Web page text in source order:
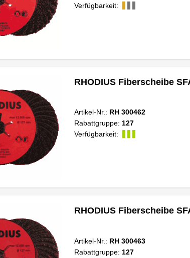
Verfügbarkeit:
RHODIUS Fiberscheibe
Artikel-Nr.: RH 300462
Rabattgruppe: 127
Verfügbarkeit:
RHODIUS Fiberscheibe
Artikel-Nr.: RH 300463
Rabattgruppe: 127